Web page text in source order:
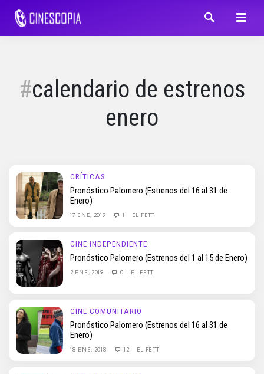
calendario de estrenos
enero
CRÍTICAS
Pronóstico Palomero (Estrenos del 16 al 31 de
Enero)
17 ENE, 2019 1 EL FETT
CINE INDEPENDIENTE
Pronóstico Palomero (Estrenos del 1 al 15 de Enero)
2 ENE, 2019 0 EL FETT
CINE COMUNITARIO
Pronóstico Palomero (Estrenos del 16 al 31 de
Enero)
18 ENE, 2018 12 EL FETT